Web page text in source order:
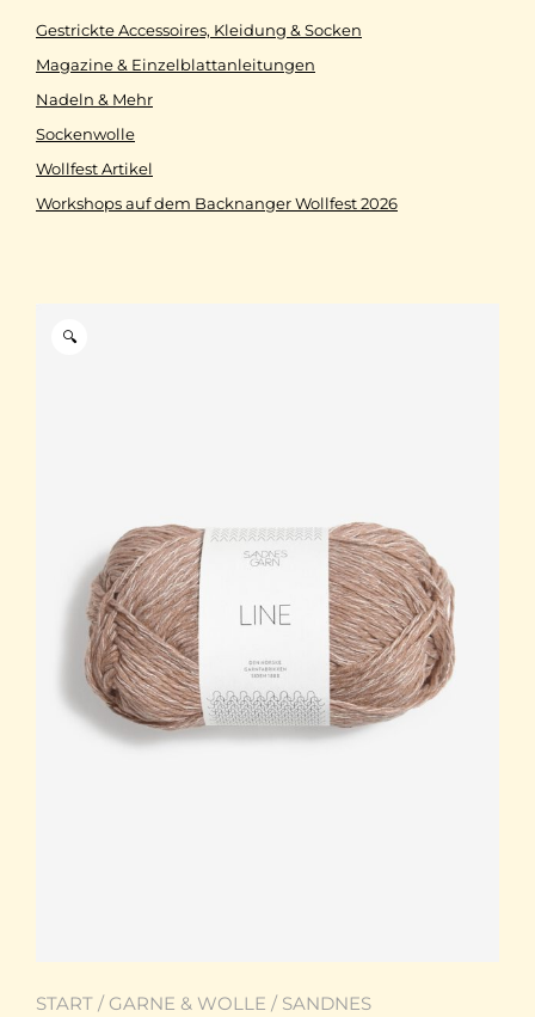
🔍
START / GARNE & WOLLE / SANDNES
Gestrickte Accessoires, Kleidung & Socken
Magazine & Einzelblattanleitungen
Nadeln & Mehr
Sockenwolle
Wollfest Artikel
Workshops auf dem Backnanger Wollfest 2026